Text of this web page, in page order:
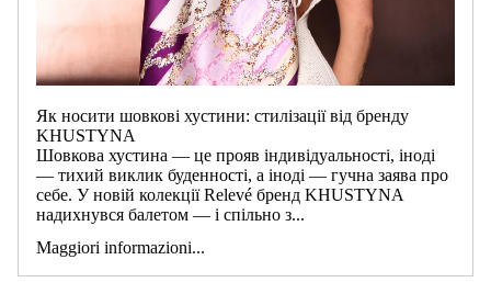
Як носити шовкові хустини: стилізації від бренду
KHUSTYNA
Шовкова хустина — це прояв індивідуальності, іноді
— тихий виклик буденності, а іноді — гучна заява про
себе. У новій колекції Relevé бренд KHUSTYNA
надихнувся балетом — і спільно з...
Maggiori informazioni...